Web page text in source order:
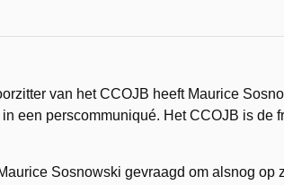
van het CCOJB heeft Maurice
een perscommuniqué. Het CCOJB is de
Sosnowski gevraagd om alsnog op